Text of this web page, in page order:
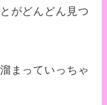
がどんどん見つ
まっていっちゃ